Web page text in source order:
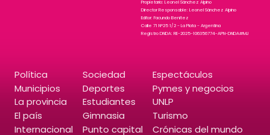
Propietario: Leonel Sánchez Alpino
Director Responsable: Leonel Sánchez Alpino
Editor: Facundo Benitez
Calle 71 N°25 1/2 - La Plata - Argentina
Registro DNDA: RE-2025-106356774-APN-DNDA#MJ
Política
Municipios
La provincia
El país
Internacional
Sociedad
Deportes
Estudiantes
Gimnasia
Punto capital
Espectáculos
Pymes y negocios
UNLP
Turismo
Crónicas del mundo